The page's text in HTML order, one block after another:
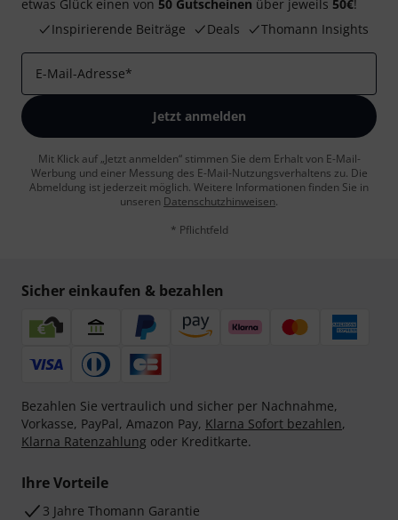
etwas Glück einen von 50 Gutscheinen über jeweils 50€!
Inspirierende Beiträge
Deals Thomann Insights
E-Mail-Adresse*
Jetzt anmelden
Mit Klick auf „Jetzt anmelden“ stimmen Sie dem Erhalt von E-Mail-
Werbung und einer Messung des E-Mail-Nutzungsverhaltens zu. Die
Abmeldung ist jederzeit möglich. Weitere Informationen finden Sie in
unseren Datenschutzhinweisen.
* Pflichtfeld
Sicher einkaufen & bezahlen
Bezahlen Sie vertraulich und sicher per Nachnahme,
Vorkasse, PayPal, Amazon Pay, Klarna Sofort bezahlen,
Klarna Ratenzahlung oder Kreditkarte.
Ihre Vorteile
3 Jahre Thomann Garantie